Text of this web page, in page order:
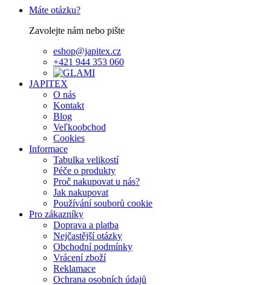
Máte otázku?
Zavolejte nám nebo pište
eshop@japitex.cz
+421 944 353 060
JAPITEX
O nás
Kontakt
Blog
Veľkoobchod
Cookies
Informace
Tabulka velikostí
Péče o produkty
Proč nakupovat u nás?
Jak nakupovat
Používání souborů cookie
Pro zákazníky
Doprava a platba
Nejčastější otázky
Obchodní podmínky
Vrácení zboží
Reklamace
Ochrana osobních údajů